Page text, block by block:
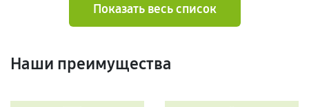
Показать весь список
Наши преимущества